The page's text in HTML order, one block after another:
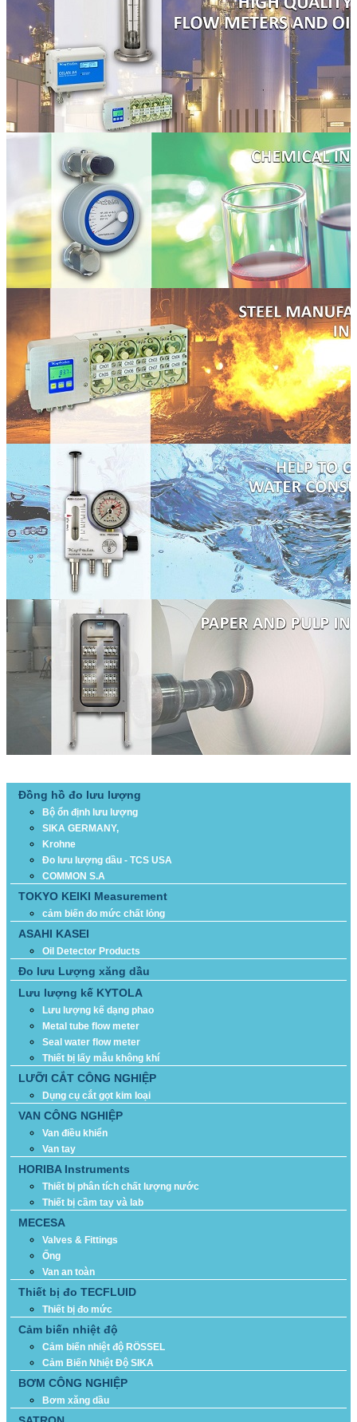
Đồng hồ đo lưu lượng
Bộ ổn định lưu lượng
SIKA GERMANY,
Krohne
Đo lưu lượng dầu - TCS USA
COMMON S.A
TOKYO KEIKI Measurement
cảm biến đo mức chất lỏng
ASAHI KASEI
Oil Detector Products
Đo lưu Lượng xăng dầu
Lưu lượng kế KYTOLA
Lưu lượng kế dạng phao
Metal tube flow meter
Seal water flow meter
Thiết bị lấy mẫu không khí
LƯỠI CẮT CÔNG NGHIỆP
Dụng cụ cắt gọt kim loại
VAN CÔNG NGHIỆP
Van điều khiển
Van tay
HORIBA Instruments
Thiết bị phân tích chất lượng nước
Thiết bị cầm tay và lab
MECESA
Valves & Fittings
Ống
Van an toàn
Thiết bị đo TECFLUID
Thiết bị đo mức
Cảm biến nhiệt độ
Cảm biến nhiệt độ RÖSSEL
Cảm Biến Nhiệt Độ SIKA
BƠM CÔNG NGHIỆP
Bơm xăng dầu